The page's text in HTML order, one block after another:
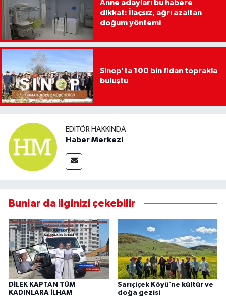
Anne adayları bu habere
dikkat: İlaçsız, ağrı azaltan
doğum yöntemi
Sinop’ta 100 bin fidan toprakla
buluştu
EDITÖR HAKKINDA
Haber Merkezi
Bunlar da ilginizi çekebilir
DİLEK KAPTAN TÜM
KADINLARA İLHAM
Sarıçiçek Köyü’ne kültür ve
doğa gezisi